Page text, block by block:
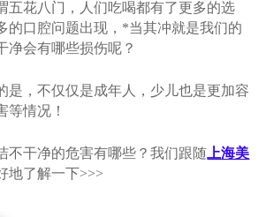
花八门，人们吃喝都有了更多的选
的口腔问题出现，*当其冲就是我们的
净会有哪些损伤呢？
，不仅仅是成年人，少儿也是更加容
等情况！
干净的危害有哪些？我们跟随上海美
地了解一下>>>